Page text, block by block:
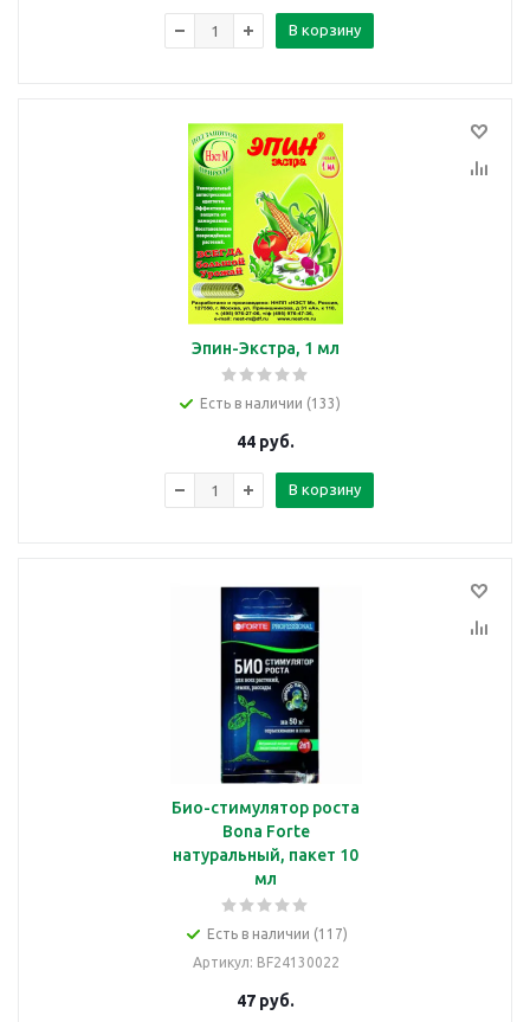
В корзину
Эпин-Экстра, 1 мл
Есть в наличии (133)
44 руб.
В корзину
Био-стимулятор роста
Bona Forte
натуральный, пакет 10
мл
Есть в наличии (117)
Артикул: BF24130022
47 руб.